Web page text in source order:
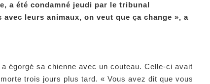
a été condamné jeudi par le tribunal
leurs animaux, on veut que ça change », a
égorgé sa chienne avec un couteau. Celle-ci avait
trois jours plus tard. « Vous avez dit que vous